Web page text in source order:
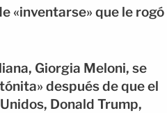
«inventarse» que le rogó
Giorgia Meloni, se
después de que el
Donald Trump,